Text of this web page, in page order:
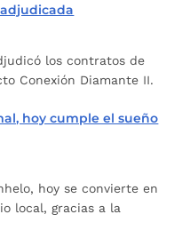
los contratos de
Conexión Diamante II.
hoy cumple el sueño
hoy se convierte en
local, gracias a la